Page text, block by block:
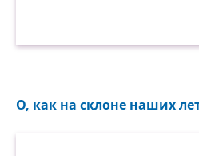
О, как на склоне наших